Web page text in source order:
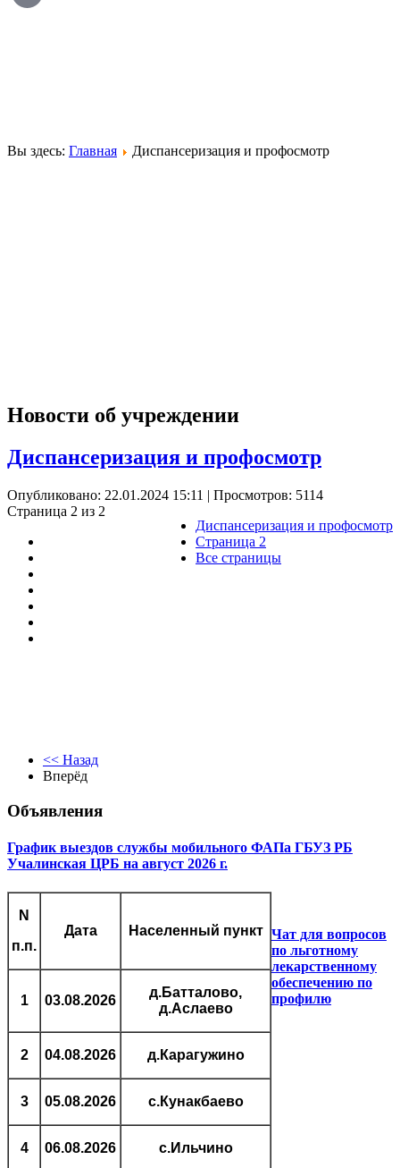
Вы здесь: Главная Диспансеризация и профосмотр
Новости об учреждении
Диспансеризация и профосмотр
Опубликовано: 22.01.2024 15:11 | Просмотров: 5114
Диспансеризация и профосмотр
Страница 2
Все страницы
Страница 2 из 2
<< Назад
Вперёд
Объявления
График выездов службы мобильного ФАПа ГБУЗ РБ
Учалинская ЦРБ на август 2026 г.
N
п.п.
Дата Населенный пункт
1 03.08.2026
д.Батталово,
д.Аслаево
2 04.08.2026 д.Карагужино
3 05.08.2026 с.Кунакбаево
4 06.08.2026 с.Ильчино
Чат для вопросов
по льготному
лекарственному
обеспечению по
профилю